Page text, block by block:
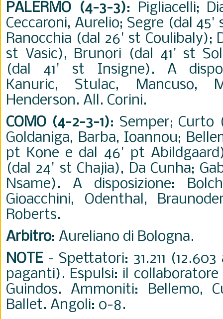
PALERMO (4-3-3): Pigliacelli;
Ceccaroni, Aurelio; Segre (dal 45'
Ranocchia (dal 26' st Coulibaly);
st Vasic), Brunori (dal 41' st
(dal 41' st Insigne). A
Kanuric, Stulac, Mancuso,
Henderson. All. Corini.
COMO (4-2-3-1): Semper; Curto
Goldaniga, Barba, Ioannou;
pt Kone e dal 46' pt
(dal 24' st Chajia), Da Cunha;
Nsame). A disposizione:
Gioacchini, Odenthal,
Roberts.
Arbitro: Aureliano di Bologna.
NOTE - Spettatori: 31.211
paganti). Espulsi: il collaboratore
Guindos. Ammoniti: Bellemo,
Ballet. Angoli: 0-8.